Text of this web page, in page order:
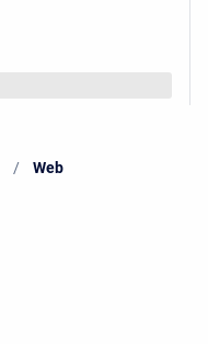
Current:
Web